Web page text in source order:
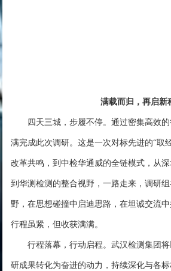
满载而归，再启新
四天三城，步履不停。通过密集高效
满完成此次调研。这是一次对标先进的“取
改革共鸣，到中检华通威的全链模式，从深
到华测检测的整合视野，一路走来，调研
野，在思想碰撞中启迪思路，在坦诚交流中
行程虽紧，但收获满满。
行程落幕，行动启程。武汉检测集团
研成果转化为奋进的动力，持续深化与各